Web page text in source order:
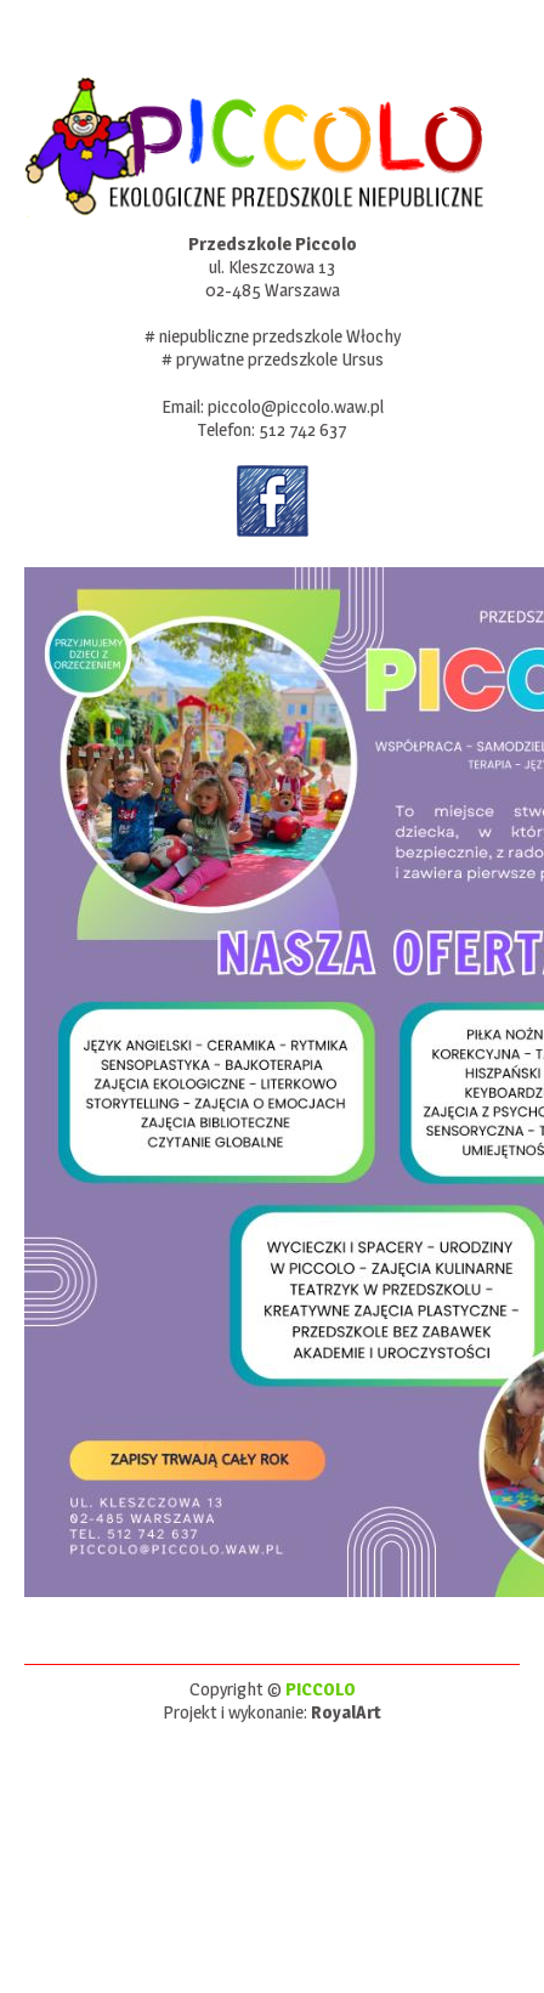
Przedszkole Piccolo
ul. Kleszczowa 13
02-485 Warszawa
# niepubliczne przedszkole Włochy
# prywatne przedszkole Ursus
Email: piccolo@piccolo.waw.pl
Telefon: 512 742 637
Copyright © PICCOLO
Projekt i wykonanie: RoyalArt